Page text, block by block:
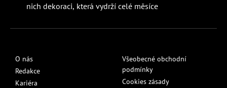
nich dekoraci, která vydrží celé měsíce
O nás
Redakce
Kariéra
Všeobecné obchodní
podmínky
Cookies zásady